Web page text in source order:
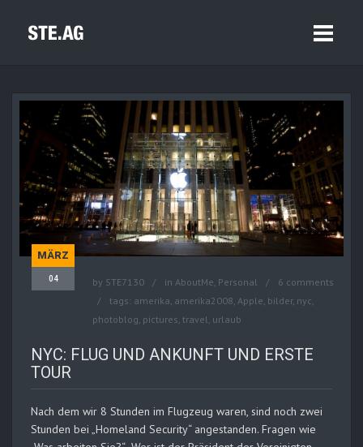
MÄRZ
04 by STE7130 in AboutMe, Personal
6 comments
tags: amerika, amerika2008, Apple, bilder, nyc,
photoblog, pictures, travel, urlaub
NYC: FLUG UND ANKUNFT UND ERSTE
TOUR
Nach dem wir 8 Stunden im Flugzeug waren, sind noch zwei
Stunden bei „Homeland Security“ angestanden. Fragen wie